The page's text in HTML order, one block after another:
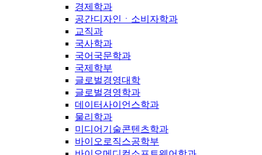
경제학과
공간디자인ㆍ소비자학과
교직과
국사학과
국어국문학과
국제학부
글로벌경영대학
글로벌경영학과
데이터사이언스학과
물리학과
미디어기술콘텐츠학과
바이오로직스공학부